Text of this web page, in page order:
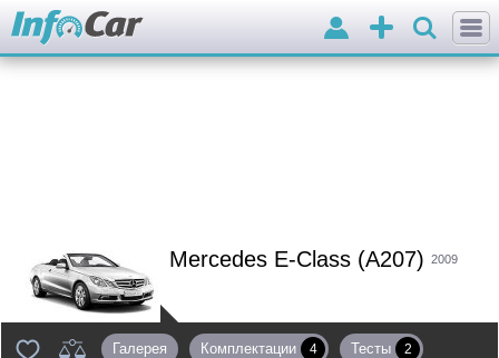
Добавить
объявление
Войти
Mercedes E-Class (A207) 2009
Галерея Комплектации 4 Тесты 2